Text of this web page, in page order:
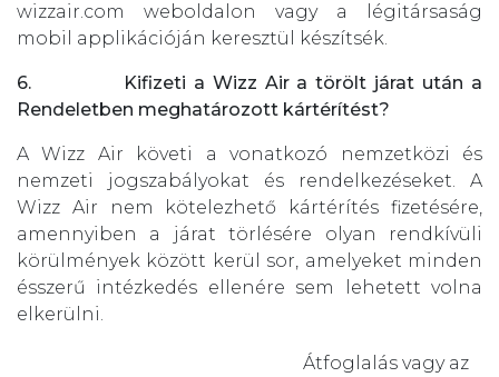
wizzair.com weboldalon vagy a légitársaság
mobil applikációján keresztül készítsék.
6.
Kifizeti a Wizz Air a törölt járat után a
Rendeletben meghatározott kártérítést?
A Wizz Air követi a vonatkozó nemzetközi és
nemzeti jogszabályokat és rendelkezéseket. A
Wizz Air nem kötelezhető kártérítés fizetésére,
amennyiben a járat törlésére olyan rendkívüli
körülmények között kerül sor, amelyeket minden
ésszerű intézkedés ellenére sem lehetett volna
elkerülni.
Átfoglalás vagy az